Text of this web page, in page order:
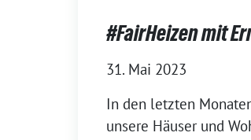
#FairHeizen mit
31. Mai 2023
In den letzten
unsere Häuser und